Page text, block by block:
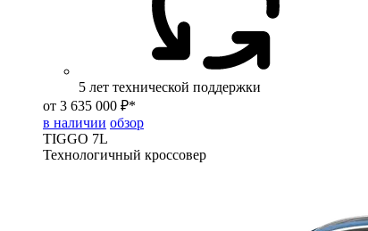
5 лет технической поддержки
от 3 635 000 ₽*
в наличии обзор
TIGGO 7L
Технологичный кроссовер